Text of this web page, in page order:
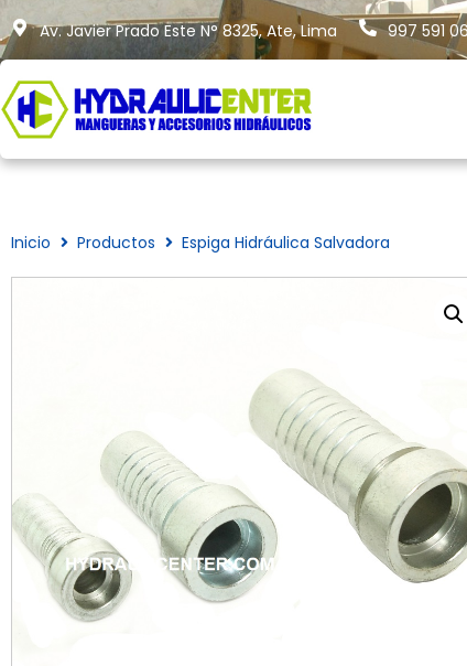
Av. Javier Prado Este N° 8325, Ate, Lima 997 591
Inicio Productos Espiga Hidráulica Salvadora